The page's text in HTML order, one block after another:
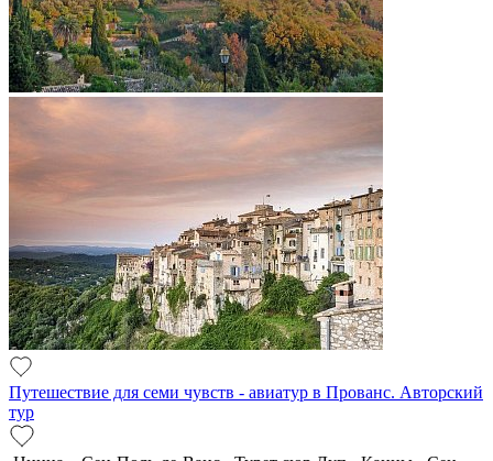
Путешествие для семи чувств - авиатур в Прованс. Авторский
тур